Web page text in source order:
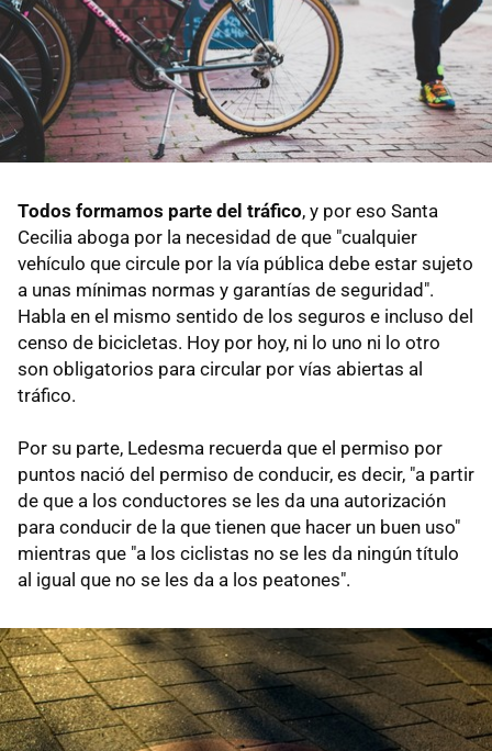
Todos formamos parte del tráfico, y por eso Santa
Cecilia aboga por la necesidad de que "cualquier
vehículo que circule por la vía pública debe estar sujeto
a unas mínimas normas y garantías de seguridad".
Habla en el mismo sentido de los seguros e incluso del
censo de bicicletas. Hoy por hoy, ni lo uno ni lo otro
son obligatorios para circular por vías abiertas al
tráfico.
Por su parte, Ledesma recuerda que el permiso por
puntos nació del permiso de conducir, es decir, "a partir
de que a los conductores se les da una autorización
para conducir de la que tienen que hacer un buen uso"
mientras que "a los ciclistas no se les da ningún título
al igual que no se les da a los peatones".